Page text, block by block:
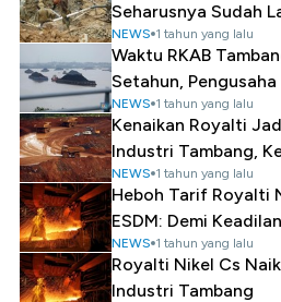
Seharusnya Sudah
NEWS 1 tahun yang lalu
Waktu RKAB
Setahun,
NEWS 1 tahun yang lalu
Kenaikan Royalti
Industri Tambang,
NEWS 1 tahun yang lalu
Heboh Tarif Royalti
ESDM: Demi
NEWS 1 tahun yang lalu
Royalti Nikel Cs
Industri Tambang